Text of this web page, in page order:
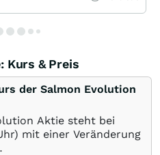
Kurs & Preis
der Salmon Evolution
Aktie steht bei
mit einer Veränderung